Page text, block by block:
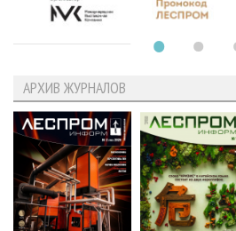
АРХИВ ЖУРНАЛОВ